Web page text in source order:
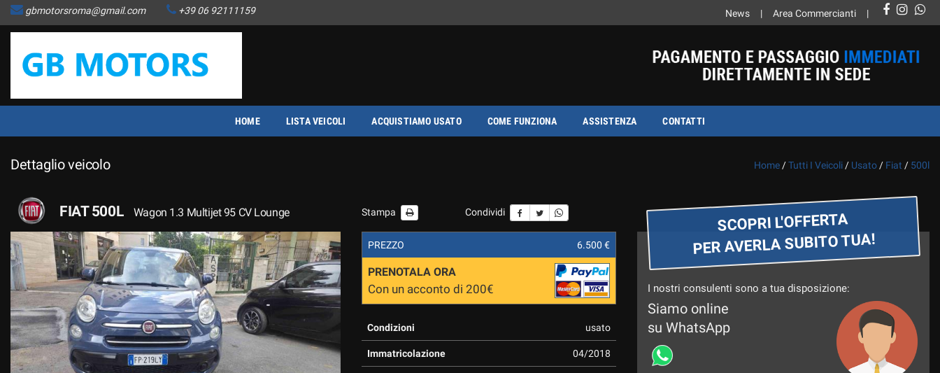
HOME
LISTA VEICOLI
ACQUISTIAMO USATO
CONTATTI
NEWS
AREA COMMERCIANTI
gbmotorsroma@gmail.com +39 06 92111159 News Area Commercianti
HOME LISTA VEICOLI ACQUISTIAMO USATO COME FUNZIONA ASSISTENZA CONTATTI
Dettaglio veicolo Home /Tutti I Veicoli / Usato / Fiat / 500l
FIAT 500L Wagon 1.3 Multijet 95 CV Lounge Stampa Condividi
PREZZO 6.500 €
PRENOTALA ORA
Con un acconto di 200€
Condizioni usato
Immatricolazione 04/2018
SCOPRI L'OFFERTA
PER AVERLA SUBITO TUA!
I nostri consulenti sono a tua disposizione:
Siamo online
su WhatsApp